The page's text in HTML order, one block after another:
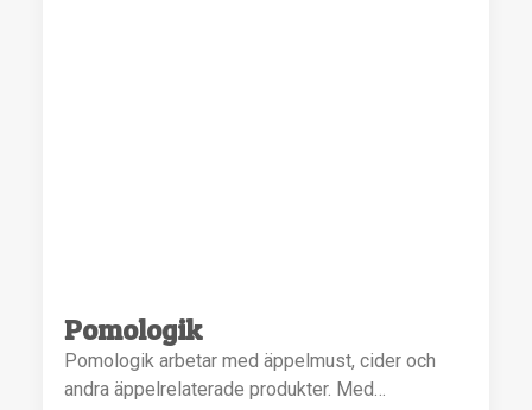
Pomologik
Pomologik arbetar med äppelmust, cider och
andra äppelrelaterade produkter. Med…